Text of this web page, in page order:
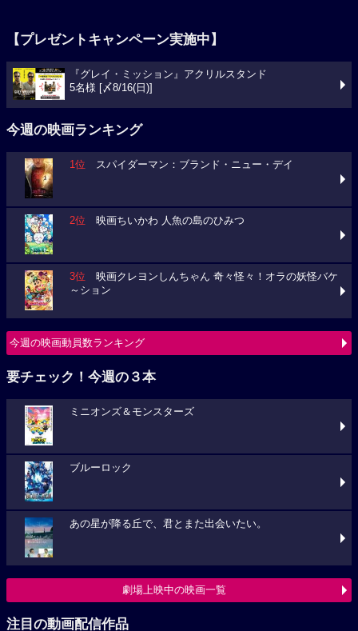
【プレゼントキャンペーン実施中】
『グレイ・ミッション』アクリルスタンド
5名様 [〆8/16(日)]
今週の映画ランキング
1位 スパイダーマン：ブランド・ニュー・デイ
2位 映画ちいかわ 人魚の島のひみつ
3位 映画クレヨンしんちゃん 奇々怪々！オラの妖怪バケ
～ション
今週の映画動員数ランキング
要チェック！今週の３本
ミニオンズ＆モンスターズ
ブルーロック
あの星が降る丘で、君とまた出会いたい。
劇場上映中の映画一覧
注目の動画配信作品